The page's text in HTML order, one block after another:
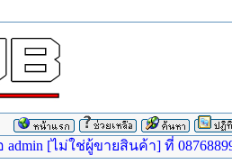
[ไม่ใช่ผู้ขายสินค้า] ที่